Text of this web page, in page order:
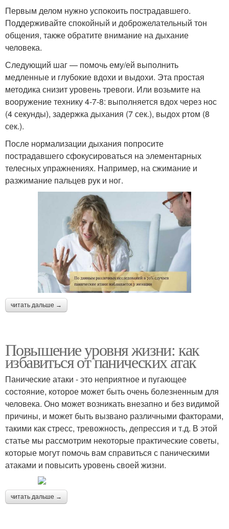
Первым делом нужно успокоить пострадавшего.
Поддерживайте спокойный и доброжелательный тон
общения, также обратите внимание на дыхание
человека.
Следующий шаг — помочь ему/ей выполнить
медленные и глубокие вдохи и выдохи. Эта простая
методика снизит уровень тревоги. Или возьмите на
вооружение технику 4-7-8: выполняется вдох через нос
(4 секунды), задержка дыхания (7 сек.), выдох ртом (8
сек.).
После нормализации дыхания попросите
пострадавшего сфокусироваться на элементарных
телесных упражнениях. Например, на сжимание и
разжимание пальцев рук и ног.
читать дальше →
Повышение уровня жизни: как
избавиться от панических атак
Панические атаки - это неприятное и пугающее
состояние, которое может быть очень болезненным для
человека. Оно может возникать внезапно и без видимой
причины, и может быть вызвано различными факторами,
такими как стресс, тревожность, депрессия и т.д. В этой
статье мы рассмотрим некоторые практические советы,
которые могут помочь вам справиться с паническими
атаками и повысить уровень своей жизни.
читать дальше →